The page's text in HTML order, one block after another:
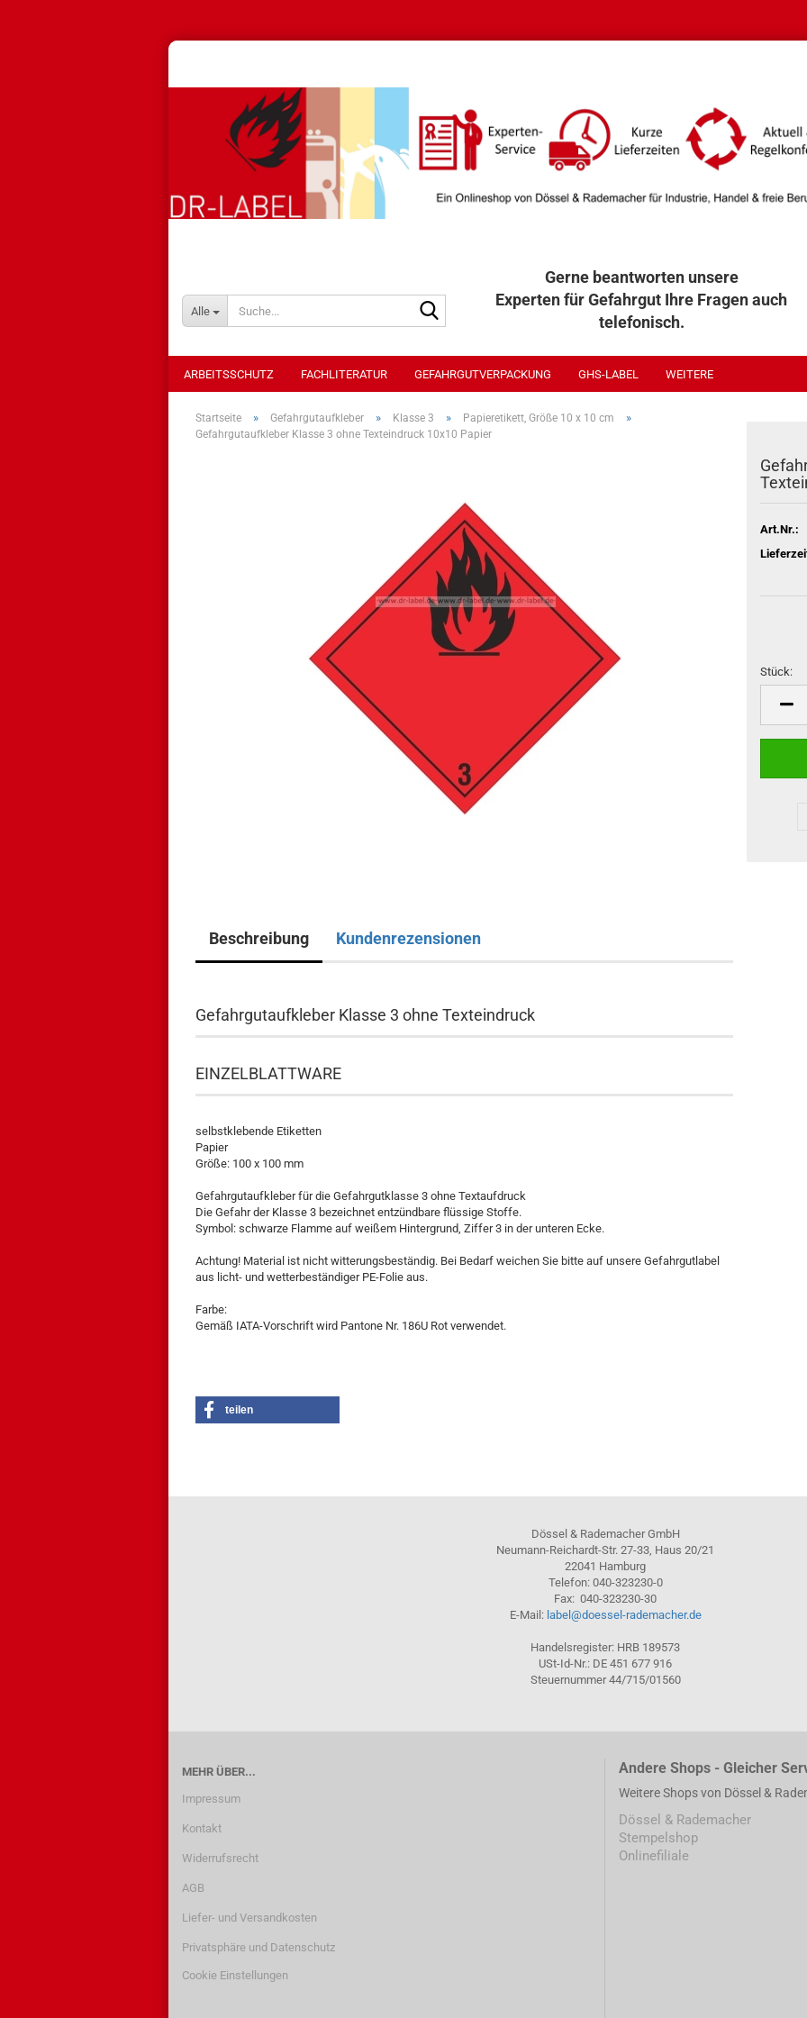
Alle
Gerne beantworten unsere
Experten für Gefahrgut Ihre Fragen auch
telefonisch.
ARBEITSSCHUTZ FACHLITERATUR GEFAHRGUTVERPACKUNG GHS-LABEL WEITERE
Startseite » Gefahrgutaufkleber » Klasse 3 » Papieretikett, Größe 10 x 10 cm »
Gefahrgutaufkleber Klasse 3 ohne Texteindruck 10x10 Papier
Art.Nr.:
Stück:
Stück
Beschreibung Kundenrezensionen
Gefahrgutaufkleber Klasse 3 ohne Texteindruck
EINZELBLATTWARE
selbstklebende Etiketten
Papier
Größe: 100 x 100 mm
Gefahrgutaufkleber für die Gefahrgutklasse 3 ohne Textaufdruck
Die Gefahr der Klasse 3 bezeichnet entzündbare flüssige Stoffe.
Symbol: schwarze Flamme auf weißem Hintergrund, Ziffer 3 in der unteren Ecke.
Achtung! Material ist nicht witterungsbeständig. Bei Bedarf weichen Sie bitte auf unsere Gefahrgutlabel
aus licht- und wetterbeständiger PE-Folie aus.
Farbe:
Gemäß IATA-Vorschrift wird Pantone Nr. 186U Rot verwendet.
teilen
Dössel & Rademacher GmbH
Neumann-Reichardt-Str. 27-33, Haus 20/21
22041 Hamburg
Telefon: 040-323230-0
Fax: 040-323230-30
E-Mail: label@doessel-rademacher.de
Handelsregister: HRB 189573
USt-Id-Nr.: DE 451 677 916
Steuernummer 44/715/01560
MEHR ÜBER...
Impressum
Kontakt
Widerrufsrecht
AGB
Liefer- und Versandkosten
Privatsphäre und Datenschutz
Cookie Einstellungen
Andere Shops - Gleicher
Weitere Shops von Dössel &
Dössel & Rademacher
Stempelshop
Onlinefiliale